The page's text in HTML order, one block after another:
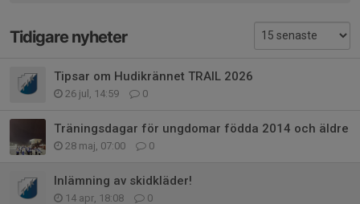
Tidigare nyheter
Tipsar om Hudikrännet TRAIL 2026
26 jul, 14:59 0
Träningsdagar för ungdomar födda 2014 och äldre
28 maj, 07:00 0
Inlämning av skidkläder!
14 apr, 18:08 0